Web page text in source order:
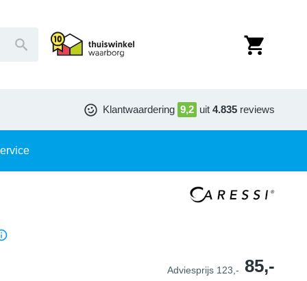
Klantwaardering 9,2 uit 4.835 reviews
Adviesprijs 123,- 85,-